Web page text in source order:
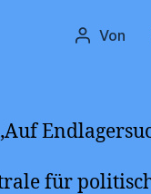
Von
für